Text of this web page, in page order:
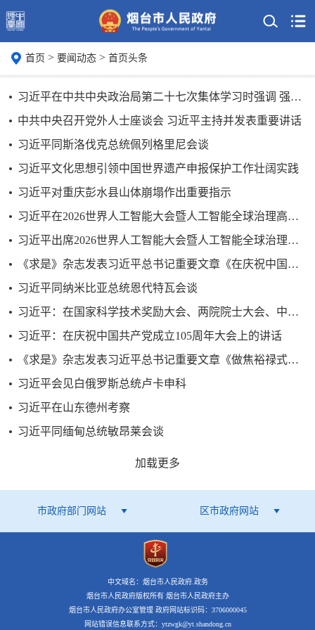
首页 > 要闻动态 > 首页头条
习近平在中共中央政治局第二十七次集体学习时强调 强化政治引领 深化创新发展 高质量推进国防和军队现代化
中共中央召开党外人士座谈会 习近平主持并发表重要讲话
习近平同斯洛伐克总统佩列格里尼会谈
习近平文化思想引领中国世界遗产申报保护工作壮阔实践
习近平对重庆彭水县山体崩塌作出重要指示
习近平在2026世界人工智能大会暨人工智能全球治理高级别会议开幕式上的主旨讲话（全文）
习近平出席2026世界人工智能大会暨人工智能全球治理高级别会议开幕式并发表主旨讲话
《求是》杂志发表习近平总书记重要文章《在庆祝中国共产党成立105周年大会上的讲话》
习近平同纳米比亚总统恩代特瓦会谈
习近平：在国家科学技术奖励大会、两院院士大会、中国科协第十一次全国代表大会上的讲话
习近平：在庆祝中国共产党成立105周年大会上的讲话
《求是》杂志发表习近平总书记重要文章《做焦裕禄式的县委书记》
习近平会见白俄罗斯总统卢卡申科
习近平在山东德州考察
习近平同缅甸总统敏昂莱会谈
加载更多
市政府部门网站 区市政府网站
中文域名：烟台市人民政府.政务
烟台市人民政府版权所有 烟台市人民政府主办
烟台市人民政府办公室管理 政府网站标识码：3706000045
网站错误信息联系方式：ytzwgk@yt.shandong.cn